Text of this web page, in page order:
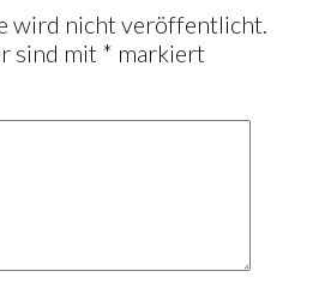
wird nicht veröffentlicht.
sind mit * markiert